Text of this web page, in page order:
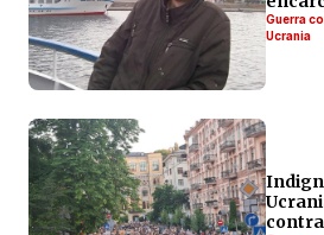
Guerra
Ucrania